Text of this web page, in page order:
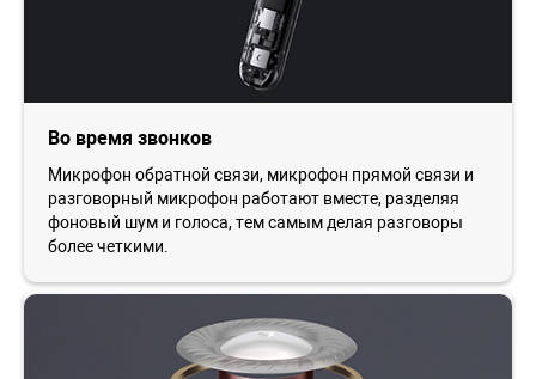
Во время звонков
Микрофон обратной связи, микрофон прямой связи и
разговорный микрофон работают вместе, разделяя
фоновый шум и голоса, тем самым делая разговоры
более четкими.